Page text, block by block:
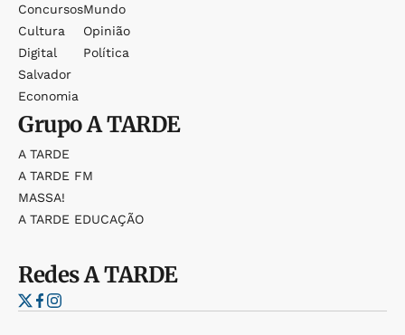
Concursos
Cultura
Digital
Salvador
Economia
Mundo
Opinião
Política
GrupoA TARDE
A TARDE
A TARDE FM
MASSA!
A TARDE EDUCAÇÃO
RedesA TARDE